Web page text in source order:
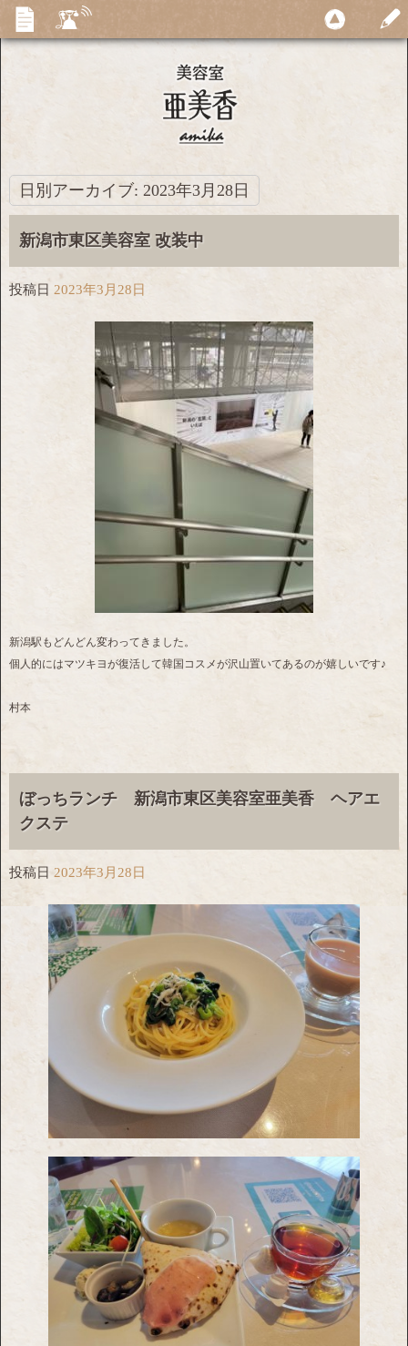
日別アーカイブ: 2023年3月28日
新潟市東区美容室 改装中
投稿日 2023年3月28日
新潟駅もどんどん変わってきました。
個人的にはマツキヨが復活して韓国コスメが沢山置いてあるのが嬉しいです♪
村本
ぼっちランチ 新潟市東区美容室亜美香 ヘアエ
クステ
投稿日 2023年3月28日